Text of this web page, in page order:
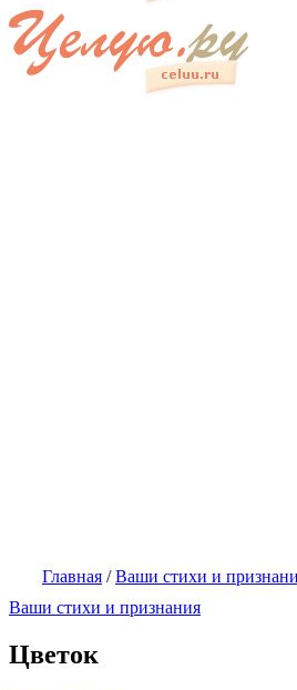
Главная /Ваши стихи и
Ваши стихи и признания
Цветок